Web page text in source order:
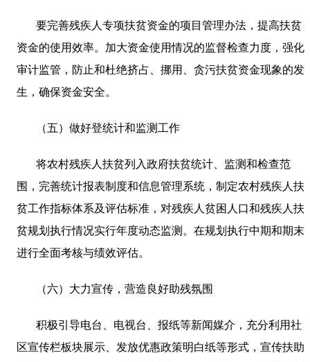
要完善残疾人专项扶贫资金的项目管理办法，提高扶贫
资金的使用效率。加大资金使用情况的监督检查力度，强化
审计监管，防止和杜绝挤占、挪用、贪污扶贫资金现象的发
生，确保资金安全。
（五）做好登统计和监测工作
将农村残疾人扶贫列入政府扶贫统计、监测和检查范
围，完善统计报表制度和信息管理系统，制定农村残疾人扶
贫工作指标体系及评估标准，对残疾人贫困人口和残疾人扶
贫规划执行情况实行年度动态监测。在规划执行中期和期末
进行全面考核与绩效评估。
（六）大力宣传，营造良好助残氛围
积极引导电台、电视台、报纸等新闻媒介，充分利用社
区宣传栏板块展示、发放优惠政策明白纸等形式，宣传扶助